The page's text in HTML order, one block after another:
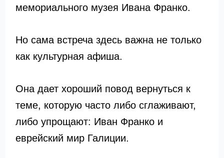
мемориального музея Ивана Франко.
Но сама встреча здесь важна не только
как культурная афиша.
Она дает хороший повод вернуться к
теме, которую часто либо сглаживают,
либо упрощают: Иван Франко и
еврейский мир Галиции.